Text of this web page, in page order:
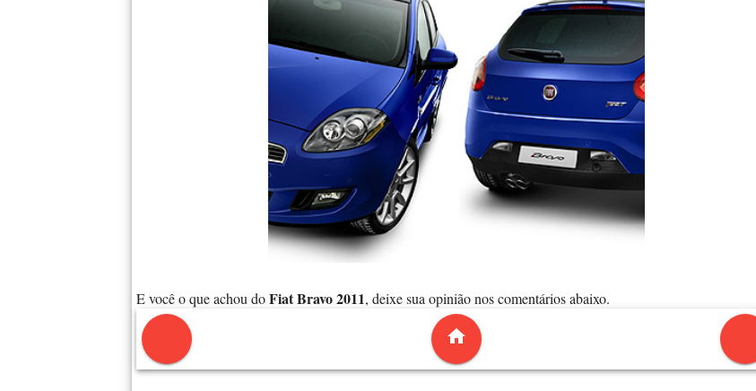
E você o que achou doFiat Bravo 2011, deixe sua opinião nos comentários abaixo.